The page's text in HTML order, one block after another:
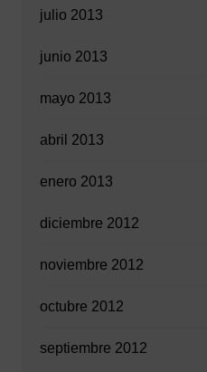
julio 2013
junio 2013
mayo 2013
abril 2013
enero 2013
diciembre 2012
noviembre 2012
octubre 2012
septiembre 2012